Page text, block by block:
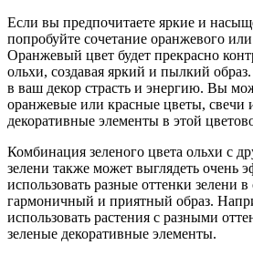
Если вы предпочитаете яркие и
попробуйте сочетание оранжевого
Оранжевый цвет будет прекрасно
ольхи, создавая яркий и пылкий
в ваш декор страсть и энергию. Вы
оранжевые или красные цветы, свечи
декоративные элементы в этой
Комбинация зеленого цвета ольхи с
зелени также может выглядеть очень
использовать разные оттенки зелени в
гармоничный и приятный образ.
использовать растения с разными
зеленые декоративные элементы.